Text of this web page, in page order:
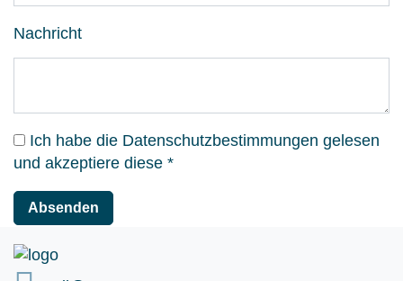
Nachricht
Ich habe die Datenschutzbestimmungen gelesen
und akzeptiere diese *
Absenden